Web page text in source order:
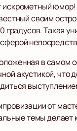
своим
градусов. Такая
в самом
акустикой,
от
темы